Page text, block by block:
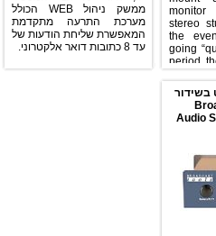
should a master source
fail.
the
ממשק ניהול WEB הכולל
מערכת התרעה מתקדמת
המאפשרת שליחת הודעות של
עד 8 כתובות דואר אלקטרוני.